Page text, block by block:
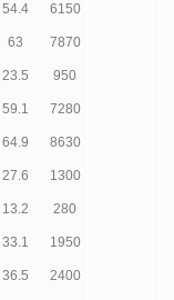
54.4 6150
63 7870
23.5 950
59.1 7280
64.9 8630
27.6 1300
13.2 280
33.1 1950
36.5 2400